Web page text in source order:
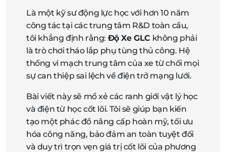
Là một kỹ sư động lực học với hơn 10 năm
công tác tại các trung tâm R&D toàn cầu,
tôi khẳng định rằng: Độ Xe GLC không phải
là trò chơi tháo lắp phụ tùng thủ công. Hệ
thống vi mạch trung tâm của xe từ chối mọi
sự can thiệp sai lệch về điện trở mạng lưới.
Bài viết này sẽ mổ xẻ các ranh giới vật lý học
và điện từ học cốt lõi. Tôi sẽ giúp bạn kiến
tạo một phác đồ nâng cấp hoàn mỹ, tối ưu
hóa công năng, bảo đảm an toàn tuyệt đối
và duy trì trọn vẹn giá trị cốt lõi của phương